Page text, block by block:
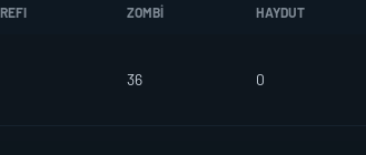
ZOMBI HAYDUT
36 0